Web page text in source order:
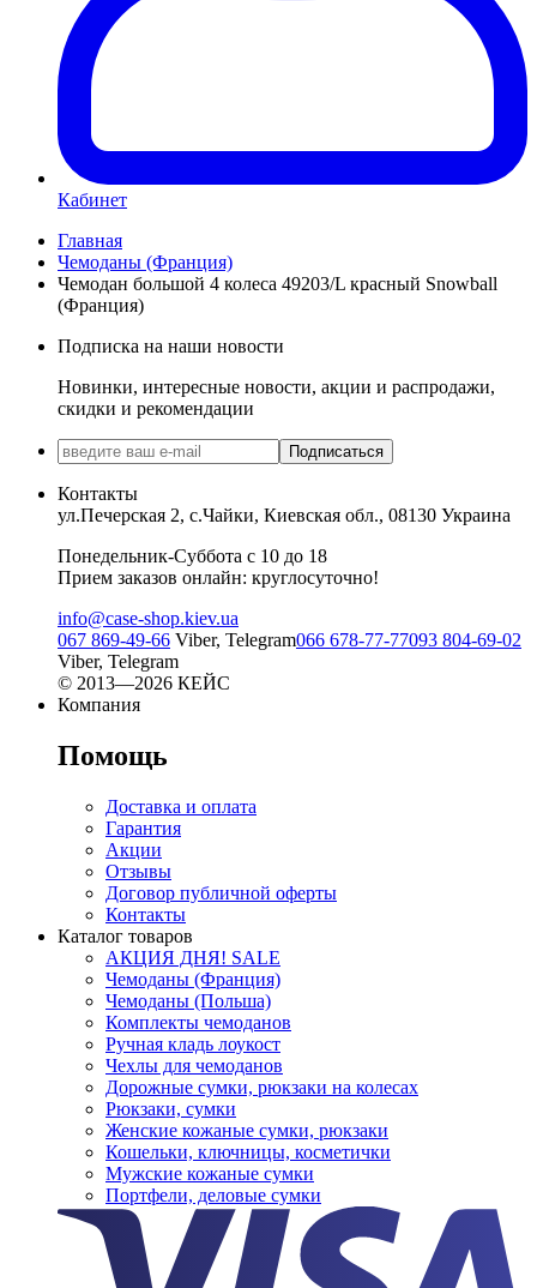
Кабинет
Главная
Чемоданы (Франция)
Чемодан большой 4 колеса 49203/L красный Snowball
(Франция)
Подписка на наши новости
Новинки, интересные новости, акции и распродажи,
скидки и рекомендации
Подписаться
Контакты
ул.Печерская 2, с.Чайки, Киевская обл., 08130 Украина
Понедельник-Суббота с 10 до 18
Прием заказов онлайн: круглосуточно!
info@case-shop.kiev.ua
067 869-49-66 Viber, Telegram066 678-77-77093 804-69-02
Viber, Telegram
© 2013—2026 КЕЙС
Компания
Помощь
Доставка и оплата
Гарантия
Акции
Отзывы
Договор публичной оферты
Контакты
Каталог товаров
АКЦИЯ ДНЯ! SALE
Чемоданы (Франция)
Чемоданы (Польша)
Комплекты чемоданов
Ручная кладь лоукост
Чехлы для чемоданов
Дорожные сумки, рюкзаки на колесах
Рюкзаки, сумки
Женские кожаные сумки, рюкзаки
Кошельки, ключницы, косметички
Мужские кожаные сумки
Портфели, деловые сумки